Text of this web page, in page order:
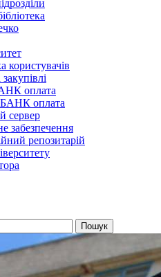
користувачів
оплата
оплата
сервер
забезпечення
репозитарій
Пошук